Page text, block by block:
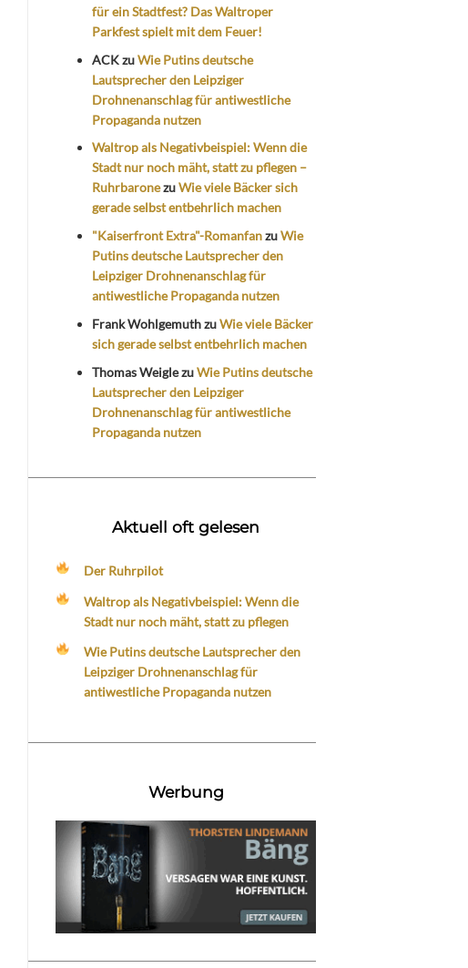
für ein Stadtfest? Das Waltroper
Parkfest spielt mit dem Feuer!
ACKzuWie Putins deutsche
Lautsprecher den Leipziger
Drohnenanschlag für antiwestliche
Propaganda nutzen
Waltrop als Negativbeispiel: Wenn die
Stadt nur noch mäht, statt zu pflegen –
RuhrbaronezuWie viele Bäcker sich
gerade selbst entbehrlich machen
"Kaiserfront Extra"-RomanfanzuWie
Putins deutsche Lautsprecher den
Leipziger Drohnenanschlag für
antiwestliche Propaganda nutzen
Frank WohlgemuthzuWie viele Bäcker
sich gerade selbst entbehrlich machen
Thomas WeiglezuWie Putins deutsche
Lautsprecher den Leipziger
Drohnenanschlag für antiwestliche
Propaganda nutzen
Aktuell oft gelesen
Der Ruhrpilot
Waltrop als Negativbeispiel: Wenn die
Stadt nur noch mäht, statt zu pflegen
Wie Putins deutsche Lautsprecher den
Leipziger Drohnenanschlag für
antiwestliche Propaganda nutzen
Werbung